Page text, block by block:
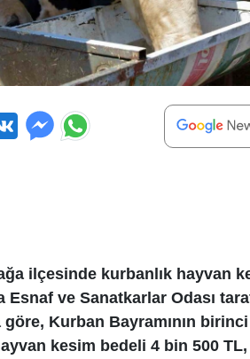
ilçesinde kurbanlık hayvan
Esnaf ve Sanatkarlar Odası
göre, Kurban Bayramının
kesim bedeli 4 bin 500